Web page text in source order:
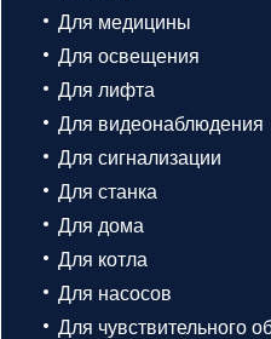
Для медицины
Для освещения
Для лифта
Для видеонаблюдения
Для сигнализации
Для станка
Для дома
Для котла
Для насосов
Для чувствительного